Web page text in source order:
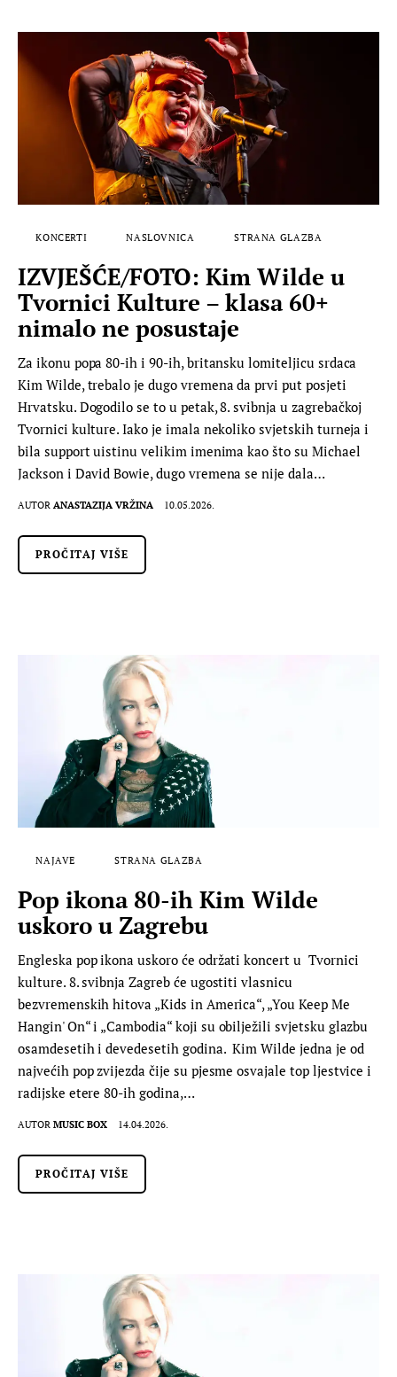
KONCERTI NASLOVNICA STRANA GLAZBA
IZVJEŠĆE/FOTO: Kim Wilde u
Tvornici Kulture – klasa 60+
nimalo ne posustaje
Za ikonu popa 80-ih i 90-ih, britansku lomiteljicu srdaca
Kim Wilde, trebalo je dugo vremena da prvi put posjeti
Hrvatsku. Dogodilo se to u petak, 8. svibnja u zagrebačkoj
Tvornici kulture. Iako je imala nekoliko svjetskih turneja i
bila support uistinu velikim imenima kao što su Michael
Jackson i David Bowie, dugo vremena se nije dala…
AUTOR ANASTAZIJA VRŽINA 10.05.2026.
PROČITAJ VIŠE
NAJAVE STRANA GLAZBA
Pop ikona 80-ih Kim Wilde
uskoro u Zagrebu
Engleska pop ikona uskoro će održati koncert u Tvornici
kulture. 8. svibnja Zagreb će ugostiti vlasnicu
bezvremenskih hitova „Kids in America“, „You Keep Me
Hangin' On“ i „Cambodia“ koji su obilježili svjetsku glazbu
osamdesetih i devedesetih godina. Kim Wilde jedna je od
najvećih pop zvijezda čije su pjesme osvajale top ljestvice i
radijske etere 80-ih godina,…
AUTOR MUSIC BOX 14.04.2026.
PROČITAJ VIŠE